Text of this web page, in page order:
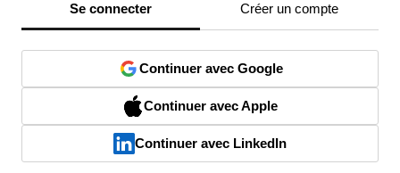
Se connecter Créer un compte
Continuer avec Google
Continuer avec Apple
Continuer avec LinkedIn